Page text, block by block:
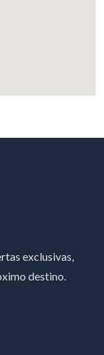
exclusivas,
destino.